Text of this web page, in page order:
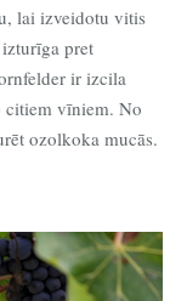
lai izveidotu vitis
pret
ir izcila
citiem vīniem. No
ozolkoka mucās.